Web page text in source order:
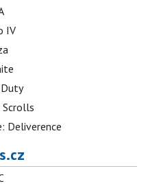
IV
Scrolls
Deliverence